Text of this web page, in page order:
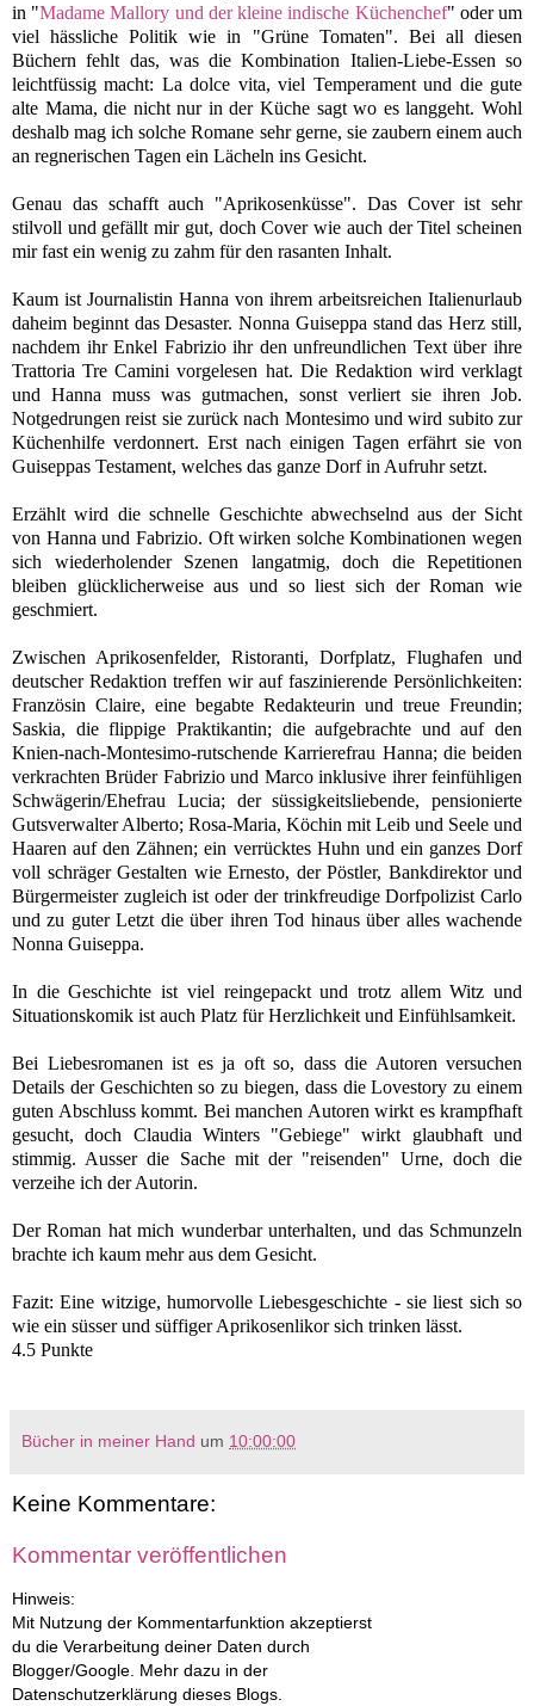
in "Madame Mallory und der kleine indische Küchenchef" oder um
viel hässliche Politik wie in "Grüne Tomaten". Bei all diesen
Büchern fehlt das, was die Kombination Italien-Liebe-Essen so
leichtfüssig macht: La dolce vita, viel Temperament und die gute
alte Mama, die nicht nur in der Küche sagt wo es langgeht. Wohl
deshalb mag ich solche Romane sehr gerne, sie zaubern einem auch
an regnerischen Tagen ein Lächeln ins Gesicht.
Genau das schafft auch "Aprikosenküsse". Das Cover ist sehr
stilvoll und gefällt mir gut, doch Cover wie auch der Titel scheinen
mir fast ein wenig zu zahm für den rasanten Inhalt.
Kaum ist Journalistin Hanna von ihrem arbeitsreichen Italienurlaub
daheim beginnt das Desaster. Nonna Guiseppa stand das Herz still,
nachdem ihr Enkel Fabrizio ihr den unfreundlichen Text über ihre
Trattoria Tre Camini vorgelesen hat. Die Redaktion wird verklagt
und Hanna muss was gutmachen, sonst verliert sie ihren Job.
Notgedrungen reist sie zurück nach Montesimo und wird subito zur
Küchenhilfe verdonnert. Erst nach einigen Tagen erfährt sie von
Guiseppas Testament, welches das ganze Dorf in Aufruhr setzt.
Erzählt wird die schnelle Geschichte abwechselnd aus der Sicht
von Hanna und Fabrizio. Oft wirken solche Kombinationen wegen
sich wiederholender Szenen langatmig, doch die Repetitionen
bleiben glücklicherweise aus und so liest sich der Roman wie
geschmiert.
Zwischen Aprikosenfelder, Ristoranti, Dorfplatz, Flughafen und
deutscher Redaktion treffen wir auf faszinierende Persönlichkeiten:
Französin Claire, eine begabte Redakteurin und treue Freundin;
Saskia, die flippige Praktikantin; die aufgebrachte und auf den
Knien-nach-Montesimo-rutschende Karrierefrau Hanna; die beiden
verkrachten Brüder Fabrizio und Marco inklusive ihrer feinfühligen
Schwägerin/Ehefrau Lucia; der süssigkeitsliebende, pensionierte
Gutsverwalter Alberto; Rosa-Maria, Köchin mit Leib und Seele und
Haaren auf den Zähnen; ein verrücktes Huhn und ein ganzes Dorf
voll schräger Gestalten wie Ernesto, der Pöstler, Bankdirektor und
Bürgermeister zugleich ist oder der trinkfreudige Dorfpolizist Carlo
und zu guter Letzt die über ihren Tod hinaus über alles wachende
Nonna Guiseppa.
In die Geschichte ist viel reingepackt und trotzallem Witz und
Situationskomik ist auch Platz für Herzlichkeit und Einfühlsamkeit.
Bei Liebesromanen ist es ja oft so, dass die Autoren versuchen
Details der Geschichten so zu biegen, dass die Lovestory zu einem
guten Abschluss kommt. Bei manchen Autoren wirkt es krampfhaft
gesucht, doch Claudia Winters "Gebiege" wirkt glaubhaft und
stimmig. Ausser die Sache mit der "reisenden" Urne, doch die
verzeihe ich der Autorin.
Der Roman hat mich wunderbar unterhalten, und das Schmunzeln
brachte ich kaum mehr aus dem Gesicht.
Fazit: Eine witzige, humorvolle Liebesgeschichte - sie liest sich so
wie ein süsser und süffiger Aprikosenlikor sich trinken lässt.
4.5 Punkte
Bücher in meiner Hand um 10:00:00
Keine Kommentare:
Kommentar veröffentlichen
Hinweis:
Mit Nutzung der Kommentarfunktion akzeptierst
du die Verarbeitung deiner Daten durch
Blogger/Google. Mehr dazu in der
Datenschutzerklärung dieses Blogs.